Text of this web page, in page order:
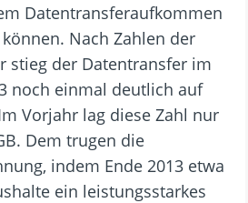
Datentransferaufkommen
Nach Zahlen der
stieg der Datentransfer im
noch einmal deutlich auf
Vorjahr lag diese Zahl nur
Dem trugen die
indem Ende 2013 etwa
ein leistungsstarkes